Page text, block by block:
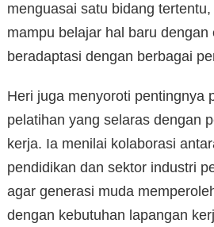
menguasai satu bidang
mampu belajar hal baru dengan
beradaptasi dengan berbagai
Heri juga menyoroti pentingnya
pelatihan yang selaras dengan
kerja. Ia menilai kolaborasi
pendidikan dan sektor industri
agar generasi muda
dengan kebutuhan lapangan